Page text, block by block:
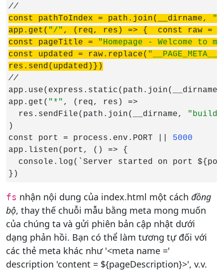
const pathToIndex = path.join(__dirname,
app.get( "/" , (req, res) => {  const raw =
const pageTitle =
"Homepage - Welcome to
const updated = raw.replace( "__PAGE_META__"
res.send(updated)})
app.get( "*" , (req, res) =>
  res.sendFile(path.join(__dirname,
"build/
)
const port = process.env.PORT ||
app.listen(port, () => {
console.log(`Server started on port
})
fs nhận nội dung của index.html một cách đồng
bộ, thay thế chuỗi mẫu bằng meta mong muốn
của chúng ta và gửi phiên bản cập nhật dưới
dạng phản hồi. Bạn có thể làm tương tự đối với
các thẻ meta khác như '<meta name ='
description 'content = ${pageDescription}>', v.v.